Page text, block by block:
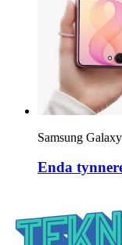
Samsung
Enda